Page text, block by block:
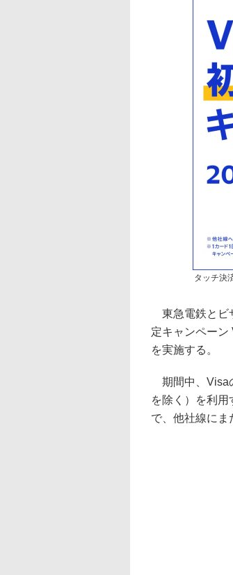
タッチ決
東急電鉄とビ
定キャンペーン
を実施する。
期間中、Visa
を除く）を利
で、他社線にま